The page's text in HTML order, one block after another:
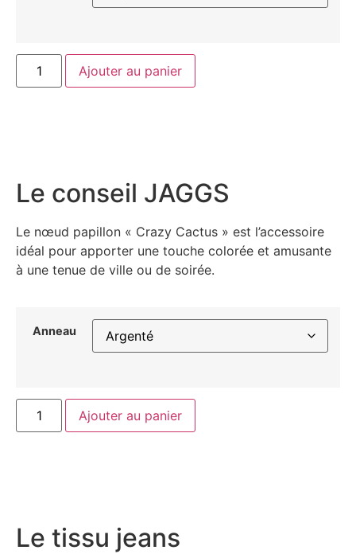
Ajouter au panier
Le conseil JAGGS
Le nœud papillon « Crazy Cactus » est l’accessoire
idéal pour apporter une touche colorée et amusante
à une tenue de ville ou de soirée.
Anneau
Ajouter au panier
Le tissu jeans